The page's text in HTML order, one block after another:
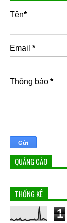
Tên*
Email *
Thông báo *
QUẢNG CÁO
THỐNG KÊ
1